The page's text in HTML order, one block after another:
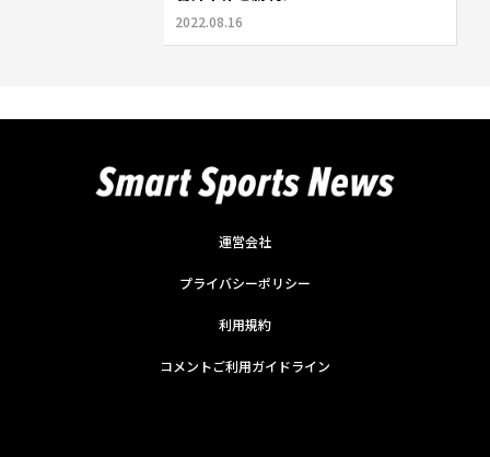
2022.08.16
運営会社
プライバシーポリシー
利用規約
コメントご利用ガイドライン